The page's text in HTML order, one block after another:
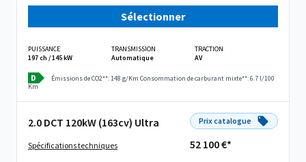
Sélectionner
PUISSANCE
197 ch / 145 kW
TRANSMISSION
Automatique
TRACTION
AV
D Émissions de CO2**: 148 g/Km Consommation de carburant mixte**: 6.7 l/100
Km
2.0 DCT 120kW (163cv) Ultra
Spécifications techniques
Prix catalogue
52 100 €*